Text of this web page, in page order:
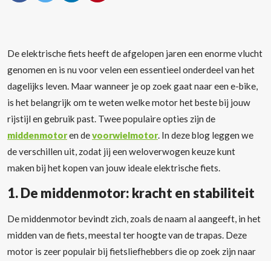
De elektrische fiets heeft de afgelopen jaren een enorme vlucht
genomen en is nu voor velen een essentieel onderdeel van het
dagelijks leven. Maar wanneer je op zoek gaat naar een e-bike,
is het belangrijk om te weten welke motor het beste bij jouw
rijstijl en gebruik past. Twee populaire opties zijn de
middenmotoren devoorwielmotor. In deze blog leggen we
de verschillen uit, zodat jij een weloverwogen keuze kunt
maken bij het kopen van jouw ideale elektrische fiets.
1.De middenmotor: kracht en stabiliteit
De middenmotor bevindt zich, zoals de naam al aangeeft, in het
midden van de fiets, meestal ter hoogte van de trapas. Deze
motor is zeer populair bij fietsliefhebbers die op zoek zijn naar